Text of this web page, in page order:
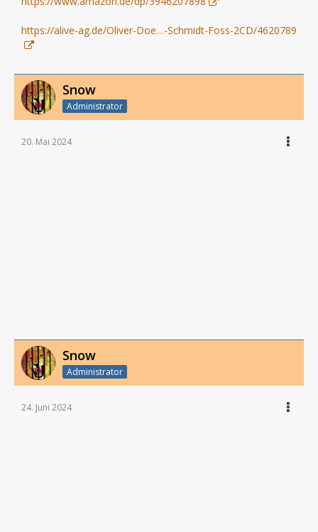
https://alive-ag.de/Oliver-Doe…-Schmidt-Foss-2CD/4620789
Snow
Administrator
20. Mai 2024
Snow
Administrator
24. Juni 2024